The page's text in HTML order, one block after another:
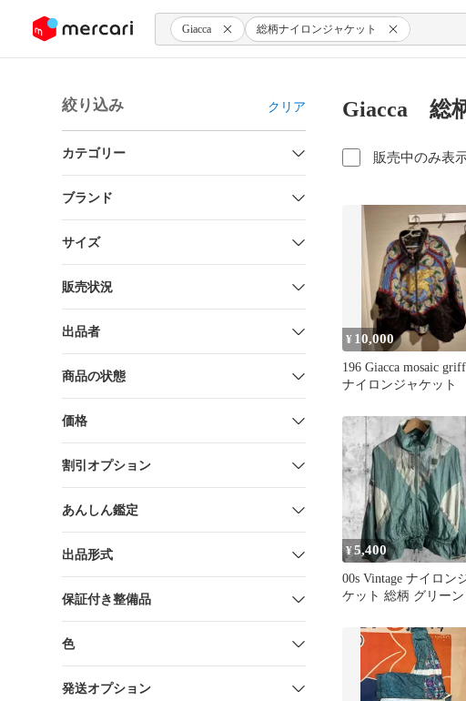
ツにスキップ Giacca 総柄ナイロンジャケット
絞り込み クリア
カテゴリー
ブランド
サイズ
販売状況
出品者
商品の状態
価格
割引オプション
あんしん鑑定
出品形式
保証付き整備品
色
発送オプション
Giacca 総
販売中のみ表
¥ 10,000
196 Giacca mosaic
ナイロンジャケット
¥5,400
00s Vintage ナイロン
ケット 総柄 グリー